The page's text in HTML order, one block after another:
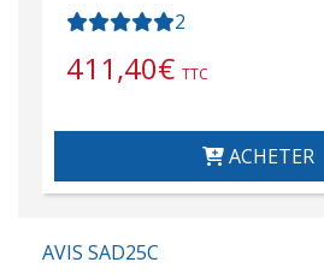
2
411,40€ TTC
ACHETER
AVIS SAD25C